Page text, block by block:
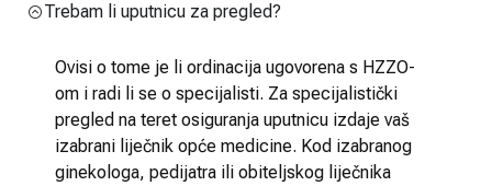
Trebam li uputnicu za pregled?
Ovisi o tome je li ordinacija ugovorena s HZZO-
om i radi li se o specijalisti. Za specijalistički
pregled na teret osiguranja uputnicu izdaje vaš
izabrani liječnik opće medicine. Kod izabranog
ginekologa, pedijatra ili obiteljskog liječnika